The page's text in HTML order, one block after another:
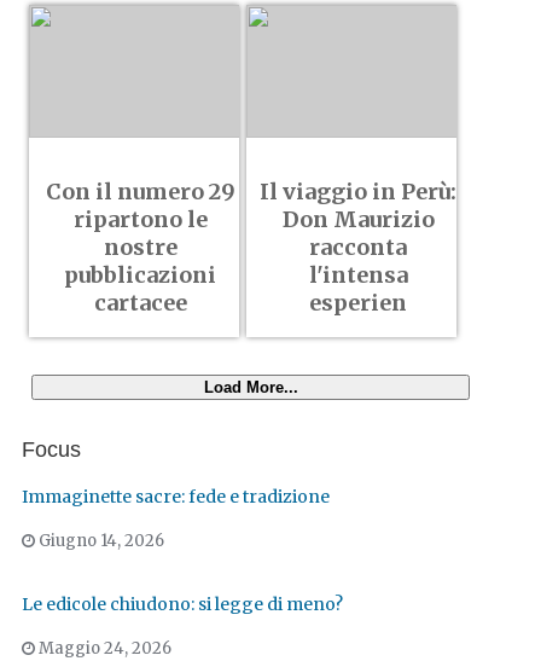
Con il numero 29
ripartono le
nostre
pubblicazioni
cartacee
Il viaggio in Perù:
Don Maurizio
racconta
l'intensa
esperien
Load More...
Focus
Immaginette sacre: fede e tradizione
Giugno 14, 2026
Le edicole chiudono: si legge di meno?
Maggio 24, 2026